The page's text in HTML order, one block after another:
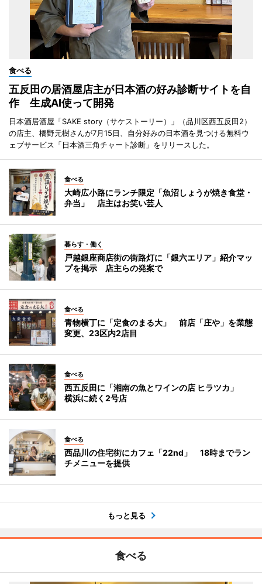
食べる
五反田の居酒屋店主が日本酒の好み診断サイトを自
作 生成AI使って開発
日本酒居酒屋「SAKE story（サケストーリー）」（品川区西五反田2）
の店主、橋野元樹さんが7月15日、自分好みの日本酒を見つける無料ウ
ェブサービス「日本酒三角チャート診断」をリリースした。
食べる
大崎広小路にランチ限定「魚沼しょうが焼き食堂・
弁当」 店主はお笑い芸人
暮らす・働く
戸越銀座商店街の街路灯に「銀六エリア」紹介マッ
プを掲示 店主らの発案で
食べる
青物横丁に「定食のまる大」 前店「庄や」を業態
変更、23区内2店目
食べる
西五反田に「湘南の魚とワインの店 ヒラツカ」
横浜に続く2号店
食べる
西品川の住宅街にカフェ「22nd」 18時までラン
チメニューを提供
もっと見る
食べる